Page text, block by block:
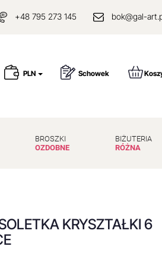
+48 795 273 145 bok@gal-
PLN Schowek
BROSZKI
OZDOBNE
BIŻUTERIA
RÓŻNA
KRYSZTAŁKI 6